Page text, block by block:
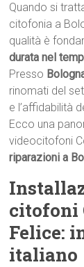
Quando si
citofonia a
qualità è
durata nel
Presso
rinomati del
e l’affidabilità
Ecco una
videocitofoni
riparazioni a
citofoni
Felice:
italiano